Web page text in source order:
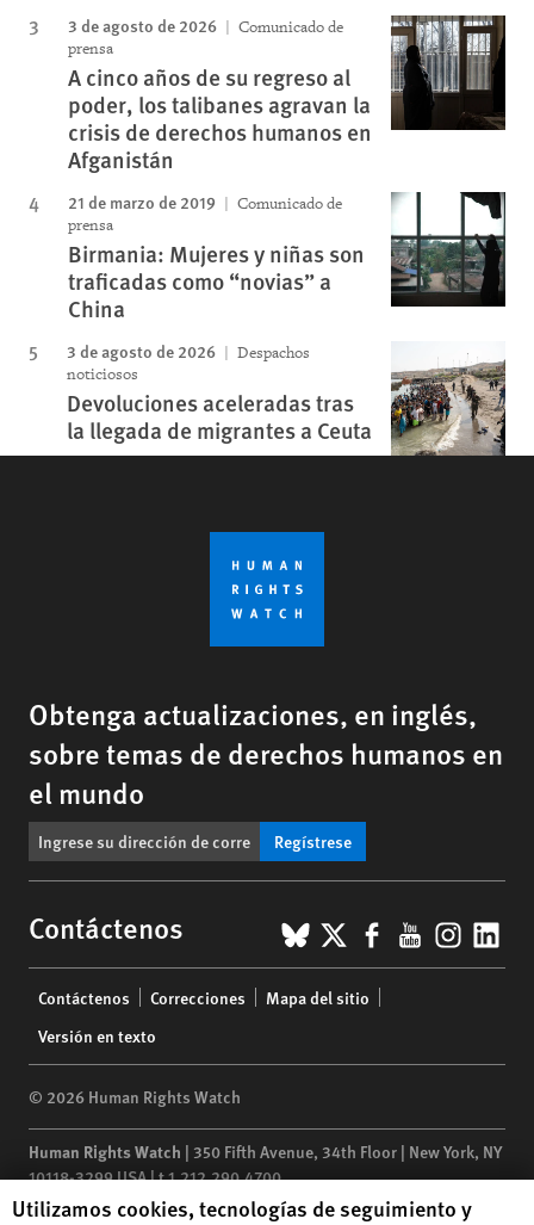
3 de agosto de 2026
Comunicado de
prensa
A cinco años de su regreso al
poder, los talibanes agravan la
crisis de derechos humanos en
Afganistán
21 de marzo de 2019
Comunicado de
prensa
Birmania: Mujeres y niñas son
traficadas como “novias” a
China
3 de agosto de 2026
Despachos
noticiosos
Devoluciones aceleradas tras
la llegada de migrantes a Ceuta
Obtenga actualizaciones, en inglés,
sobre temas de derechos humanos en
el mundo
Regístrese
Contáctenos BlueSky
X Facebook
YouTube
menu
Contáctenos Correcciones
Mapa del sitio
Versión en texto
© 2026 Human Rights Watch
Human Rights Watch | 350 Fifth Avenue, 34th Floor | New York, NY
10118-3299USA|t1.212.290.4700
Human Rights Watchis a 501(C)(3) nonprofit registered in the US
Human Rights Watch cookie preferences
Utilizamos cookies, tecnologías de seguimiento y